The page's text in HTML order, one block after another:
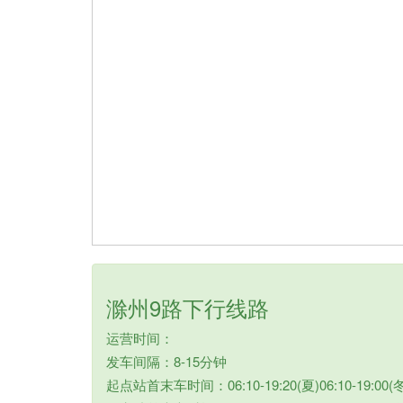
滁州9路下行线路
运营时间：
发车间隔：8-15分钟
起点站首末车时间：06:10-19:20(夏)06:10-19:00(